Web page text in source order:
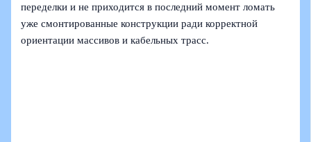
переделки и не приходится в последний момент ломать
уже смонтированные конструкции ради корректной
ориентации массивов и кабельных трасс.